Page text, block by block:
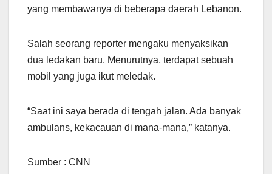
yang membawanya di beberapa daerah Lebanon.
Salah seorang reporter mengaku menyaksikan
dua ledakan baru. Menurutnya, terdapat sebuah
mobil yang juga ikut meledak.
“Saat ini saya berada di tengah jalan. Ada banyak
ambulans, kekacauan di mana-mana,” katanya.
Sumber : CNN